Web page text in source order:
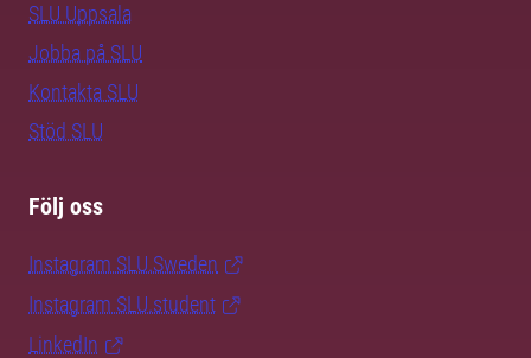
SLU Uppsala
Jobba på SLU
Kontakta SLU
Stöd SLU
Följ oss
Instagram SLU.Sweden
Instagram SLU.student
LinkedIn